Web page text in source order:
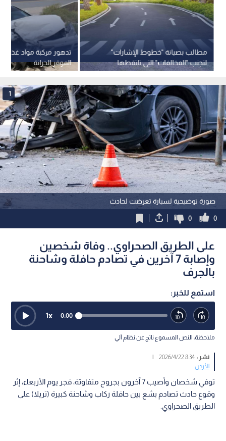
تدهور مركبة مواد
الموقر الحرانة
مطالب بصيانة "خطوط الإشارات"
لتجنب "المخالفات" التي تلتقطها
الكاميرات الجديدة في الأردن
صورة توضيحية لسيارة تعرضت لحادث
1
0
0
على الطريق الصحراوي.. وفاة شخصين
وإصابة 7 آخرين في تصادم حافلة وشاحنة
بالجرف
استمع للخبر:
0:00
1x
ملاحظة: النص المسموع ناتج عن نظام آلي
نشر :8:34 2026/4/22
|
الأردن
توفي شخصان وأصيب 7 آخرون بجروح متفاوتة، فجر يوم الأربعاء، إثر
وقوع حادث تصادم بشع بين حافلة ركاب وشاحنة كبيرة (تريلا) على
الطريق الصحراوي.